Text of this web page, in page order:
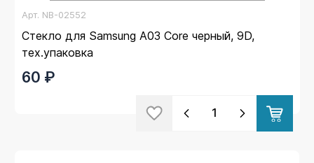
Арт. NB-02552
Стекло для Samsung A03 Core черный, 9D,
тех.упаковка
60 ₽